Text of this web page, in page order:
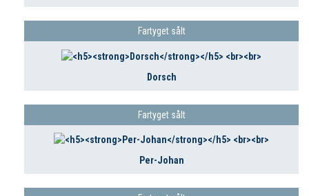
Fartyget sålt
Dorsch
Fartyget sålt
Per-Johan